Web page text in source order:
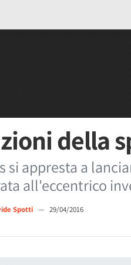
della
si appresta a
all'eccentrico
Spotti — 29/04/2016